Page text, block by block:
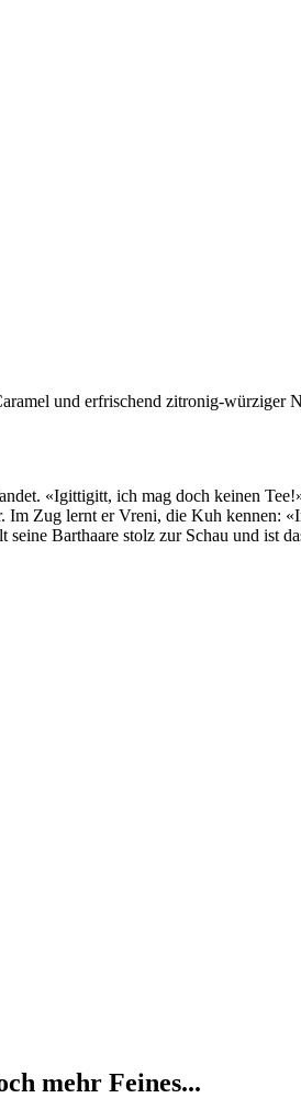
und erfrischend zitronig-würziger
«Igittigitt, ich mag doch keinen
Zug lernt er Vreni, die Kuh kennen:
Barthaare stolz zur Schau und ist
mehr Feines...